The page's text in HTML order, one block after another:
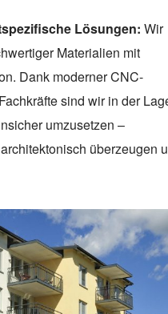
Lösungen: Wir
Materialien mit
Dank moderner CNC-
sind wir in der
umzusetzen –
überzeugen